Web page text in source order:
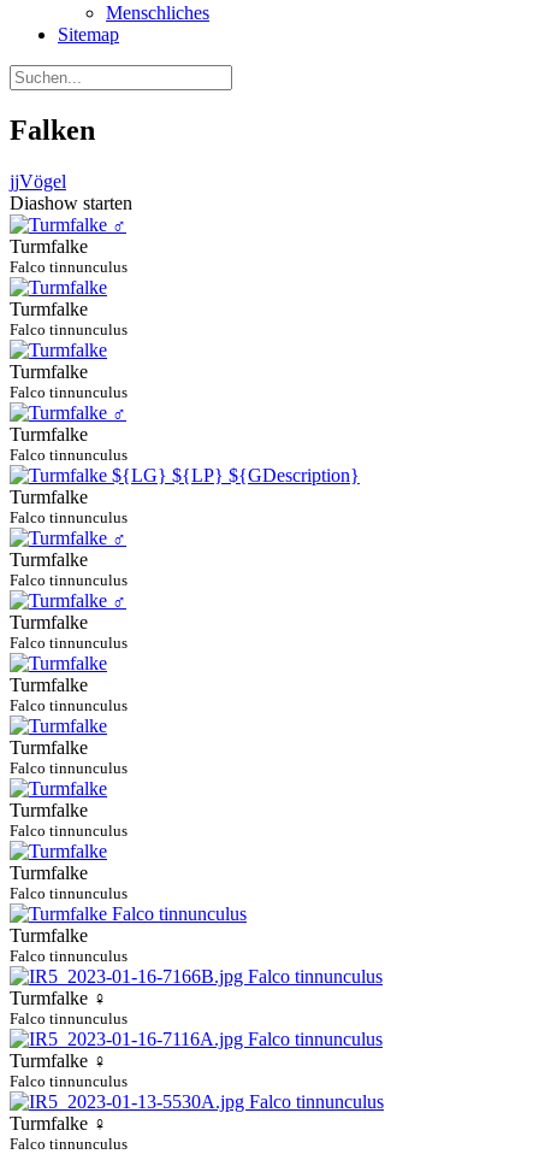
Menschliches
Sitemap
Falken
jjVögel
Diashow starten
Turmfalke
Falco tinnunculus
Turmfalke
Falco tinnunculus
Turmfalke
Falco tinnunculus
Turmfalke
Falco tinnunculus
Turmfalke
Falco tinnunculus
Turmfalke
Falco tinnunculus
Turmfalke
Falco tinnunculus
Turmfalke
Falco tinnunculus
Turmfalke
Falco tinnunculus
Turmfalke
Falco tinnunculus
Turmfalke
Falco tinnunculus
Turmfalke
Falco tinnunculus
Turmfalke ♀
Falco tinnunculus
Turmfalke ♀
Falco tinnunculus
Turmfalke ♀
Falco tinnunculus